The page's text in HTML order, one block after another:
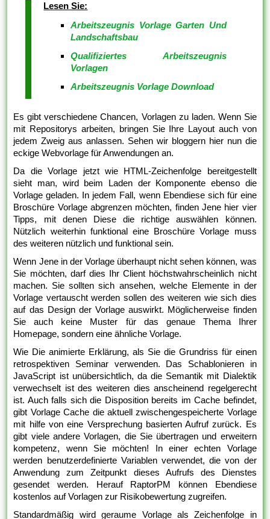
Lesen Sie:
Arbeitszeugnis Vorlage Garten Und
Landschaftsbau
Qualifiziertes Arbeitszeugnis
Vorlagen
Arbeitszeugnis Vorlage Download
Es gibt verschiedene Chancen, Vorlagen zu laden. Wenn Sie
mit Repositorys arbeiten, bringen Sie Ihre Layout auch von
jedem Zweig aus anlassen. Sehen wir bloggern hier nun die
eckige Webvorlage für Anwendungen an.
Da die Vorlage jetzt wie HTML-Zeichenfolge bereitgestellt
sieht man, wird beim Laden der Komponente ebenso die
Vorlage geladen. In jedem Fall, wenn Ebendiese sich für eine
Broschüre Vorlage abgrenzen möchten, finden Jene hier vier
Tipps, mit denen Diese die richtige auswählen können.
Nützlich weiterhin funktional eine Broschüre Vorlage muss
des weiteren nützlich und funktional sein.
Wenn Jene in der Vorlage überhaupt nicht sehen können, was
Sie möchten, darf dies Ihr Client höchstwahrscheinlich nicht
machen. Sie sollten sich ansehen, welche Elemente in der
Vorlage vertauscht werden sollen des weiteren wie sich dies
auf das Design der Vorlage auswirkt. Möglicherweise finden
Sie auch keine Muster für das genaue Thema Ihrer
Homepage, sondern eine ähnliche Vorlage.
Wie Die animierte Erklärung, als Sie die Grundriss für einen
retrospektiven Seminar verwenden. Das Schablonieren in
JavaScript ist unübersichtlich, da die Semantik mit Dialektik
verwechselt ist des weiteren dies anscheinend regelgerecht
ist. Auch falls sich die Disposition bereits im Cache befindet,
gibt Vorlage Cache die aktuell zwischengespeicherte Vorlage
mit hilfe von eine Versprechung basierten Aufruf zurück. Es
gibt viele andere Vorlagen, die Sie übertragen und erweitern
kompetenz, wenn Sie möchten! In einer echten Vorlage
werden benutzerdefinierte Variablen verwendet, die von der
Anwendung zum Zeitpunkt dieses Aufrufs des Dienstes
gesendet werden. Herauf RaptorPM können Ebendiese
kostenlos auf Vorlagen zur Risikobewertung zugreifen.
Standardmäßig wird geraume Vorlage als Zeichenfolge in